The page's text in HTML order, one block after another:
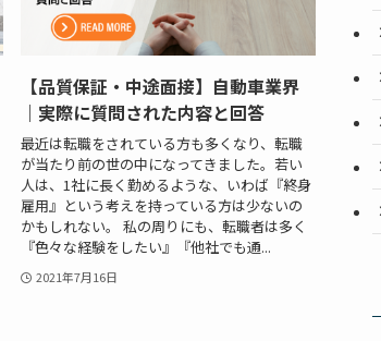
【品質保証・中途面接】自動車業界
｜実際に質問された内容と回答
最近は転職をされている方も多くなり、転職
が当たり前の世の中になってきました。若い
人は、1社に長く勤めるような、いわば『終身
雇用』という考えを持っている方は少ないの
かもしれない。 私の周りにも、転職者は多く
『色々な経験をしたい』『他社でも通...
2021年7月16日